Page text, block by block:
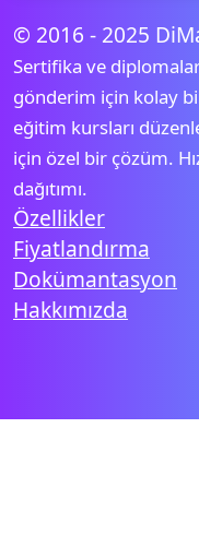
© 2016 - 2025
Sertifika ve
gönderim için kolay
eğitim kursları
için özel bir çözüm.
dağıtımı.
Özellikler
Fiyatlandırma
Dokümantasyon
Hakkımızda